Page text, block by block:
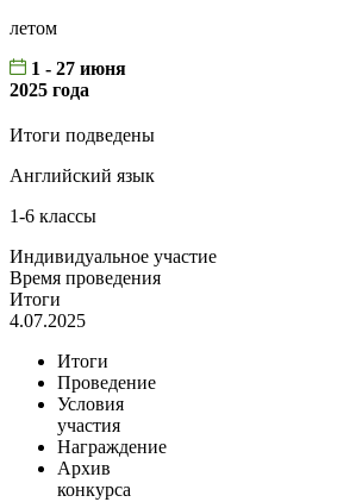
летом
1 - 27 июня
2025 года
Итоги подведены
Английский язык
1-6 классы
Индивидуальное участие
Время проведения
Итоги
4.07.2025
Итоги
Проведение
Условия
участия
Награждение
Архив
конкурса